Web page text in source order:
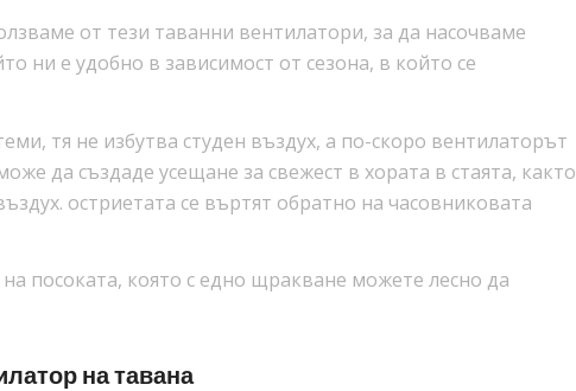
от тези таванни вентилатори, за да насочваме
ни е удобно в зависимост от сезона, в който се
тя не избутва студен въздух, а по-скоро вентилаторът
да създаде усещане за свежест в хората в стаята, както
остриетата се въртят обратно на часовниковата
посоката, която с едно щракване можете лесно да
на тавана